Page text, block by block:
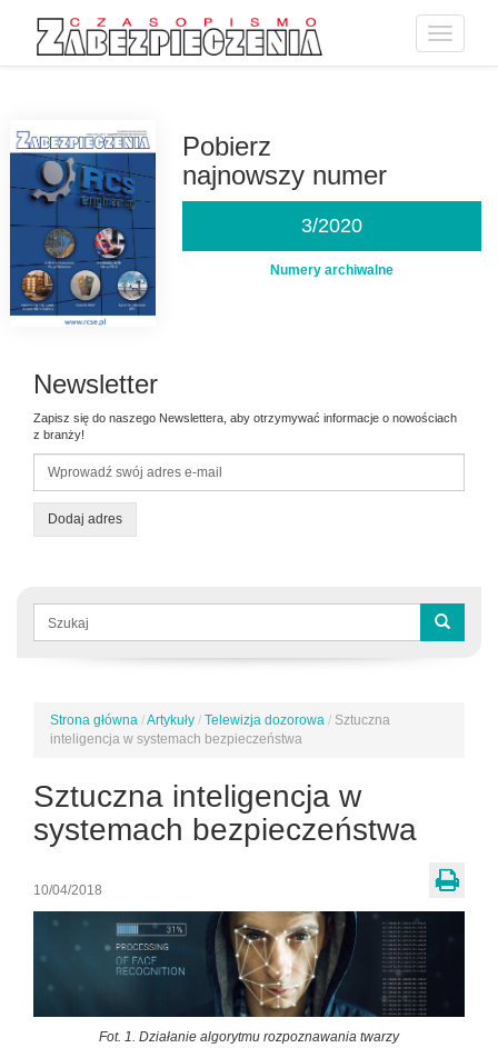
Toggle
Pobierz
najnowszy numer
3/2020
Numery archiwalne
Newsletter
Zapisz się do naszego Newslettera, aby otrzymywać informacje o nowościach
z branży!
Dodaj adres
Formularz
wyszukiwania
Jesteś
tutaj
Strona główna /Artykuły / Telewizja dozorowa / Sztuczna
inteligencja w systemach bezpieczeństwa
Sztuczna inteligencja w
systemach bezpieczeństwa
10/04/2018
Fot. 1. Działanie algorytmu rozpoznawania twarzy